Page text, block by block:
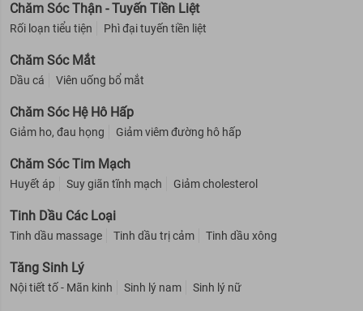
Chăm Sóc Thận - Tuyến Tiền Liệt
Rối loạn tiểu tiện Phì đại tuyến tiền liệt
Chăm Sóc Mắt
Dầu cá Viên uống bổ mắt
Chăm Sóc Hệ Hô Hấp
Giảm ho, đau họng Giảm viêm đường hô hấp
Chăm Sóc Tim Mạch
Huyết áp Suy giãn tĩnh mạch Giảm cholesterol
Tinh Dầu Các Loại
Tinh dầu massage Tinh dầu trị cảm Tinh dầu xông
Tăng Sinh Lý
Nội tiết tố - Mãn kinh Sinh lý nam Sinh lý nữ